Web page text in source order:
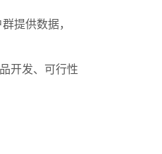
提供数据，
开发、可行性